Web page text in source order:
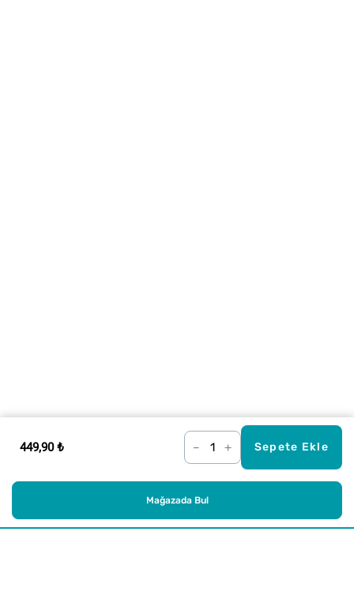
449,90 ₺ – + Sepete Ekle
Mağazada Bul